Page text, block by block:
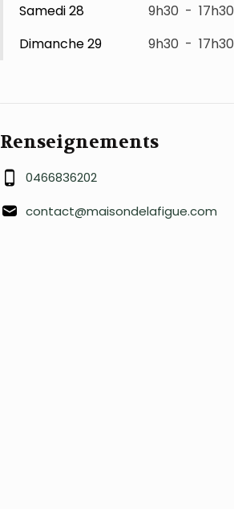
Samedi 28 9h30 - 17h30
Dimanche 29
9h30 - 17h30
Renseignements
0466836202
contact@maisondelafigue.com